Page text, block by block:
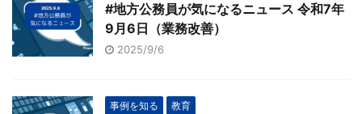
#地方公務員が気になるニュース 令和7年
9月6日（業務改善）
2025/9/6
事例を知る 教育